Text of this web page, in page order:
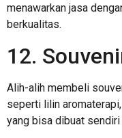
menawarkan jasa
berkualitas.
12.
Alih-alih membeli
seperti lilin
yang bisa dibuat sendiri